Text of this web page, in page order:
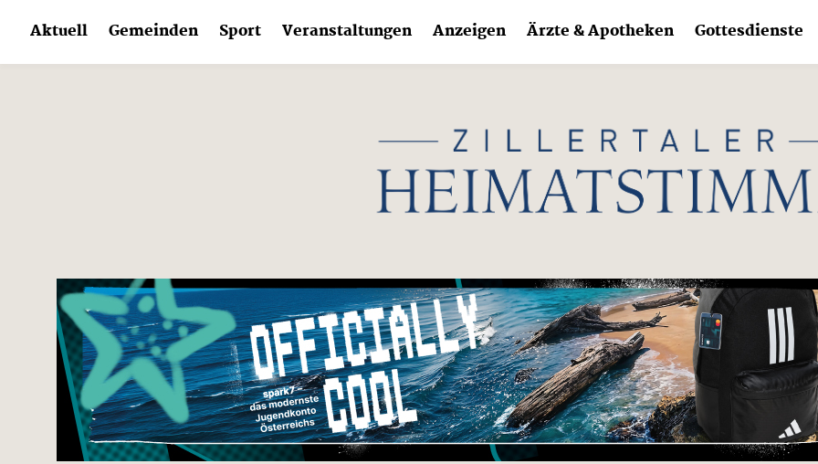
content
Aktuell Gemeinden Sport Veranstaltungen Anzeigen Ärzte & Apotheken Gottesdienste